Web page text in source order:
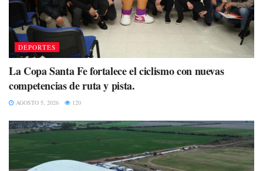
DEPORTES
La Copa Santa Fe fortalece el ciclismo con nuevas
competencias de ruta y pista.
AGOSTO 5, 2026 120